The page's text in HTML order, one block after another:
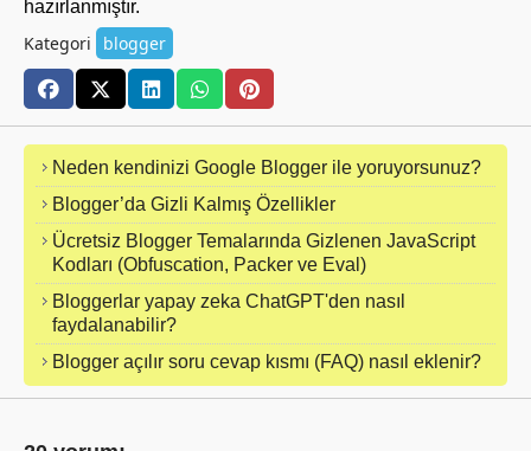
hazırlanmıştır.
Kategori blogger
Neden kendinizi Google Blogger ile yoruyorsunuz?
Blogger’da Gizli Kalmış Özellikler
Ücretsiz Blogger Temalarında Gizlenen JavaScript
Kodları (Obfuscation, Packer ve Eval)
Bloggerlar yapay zeka ChatGPT'den nasıl
faydalanabilir?
Blogger açılır soru cevap kısmı (FAQ) nasıl eklenir?